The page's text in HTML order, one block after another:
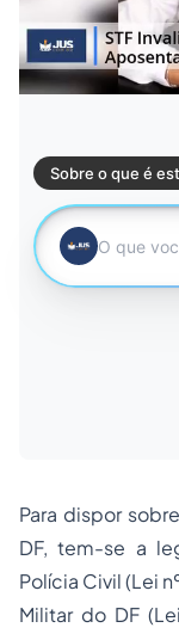
Para dispor
DF, tem-se a
Polícia Civil (Lei
Militar do DF